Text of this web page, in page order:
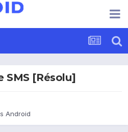
SMS [Résolu]
Android